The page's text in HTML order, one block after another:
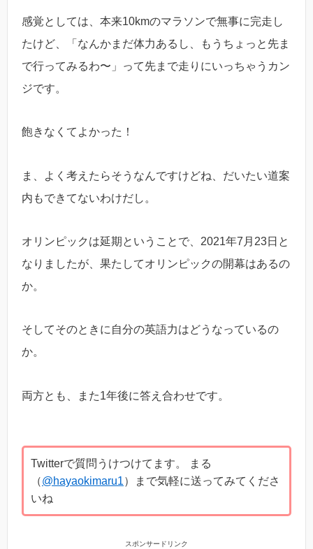
感覚としては、本来10kmのマラソンで無事に完走し
たけど、「なんかまだ体力あるし、もうちょっと先ま
で行ってみるわ〜」って先まで走りにいっちゃうカン
ジです。
飽きなくてよかった！
ま、よく考えたらそうなんですけどね、だいたい道案
内もできてないわけだし。
オリンピックは延期ということで、2021年7月23日と
なりましたが、果たしてオリンピックの開幕はあるの
か。
そしてそのときに自分の英語力はどうなっているの
か。
両方とも、また1年後に答え合わせです。
Twitterで質問うけつけてます。 まる
（@hayaokimaru1）まで気軽に送ってみてくださ
いね
スポンサードリンク